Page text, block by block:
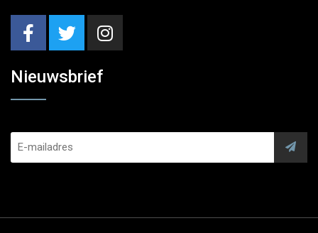
Nieuwsbrief